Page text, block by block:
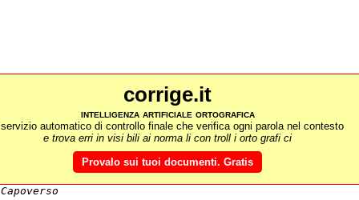
corrige.it
intelligenza artificiale ortografica
servizio automatico di controllo finale che verifica ogni parola nel contesto
e trova erri in visi bili ai norma li con troll i orto grafi ci
Provalo sui tuoi documenti. Gratis